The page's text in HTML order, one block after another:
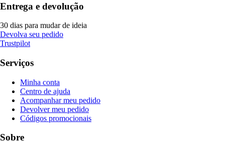
Entrega e devolução
30 dias para mudar de ideia
Devolva seu pedido
Trustpilot
Serviços
Minha conta
Centro de ajuda
Acompanhar meu pedido
Devolver meu pedido
Códigos promocionais
Sobre